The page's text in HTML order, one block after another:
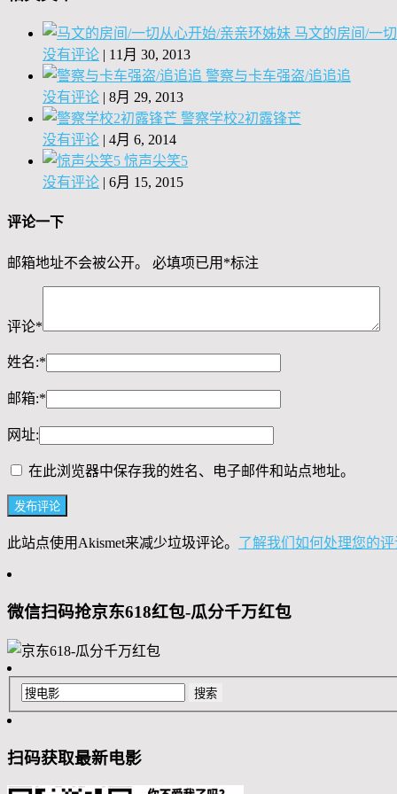
马文的房间/一
没有评论 | 11月 30, 2013
警察与卡车强盗/追追追
没有评论 | 8月 29, 2013
警察学校2初露锋芒
没有评论 | 4月 6, 2014
惊声尖笑5
没有评论 | 6月 15, 2015
评论一下
邮箱地址不会被公开。 必填项已用 *标注
评论*
姓名:*
邮箱:*
网址:
在此浏览器中保存我的姓名、电子邮件和站点地址。
此站点使用Akismet来减少垃圾评论。 了解我们如何处理您的
微信扫码抢京东618红包-瓜分千万红包
扫码获取最新电影